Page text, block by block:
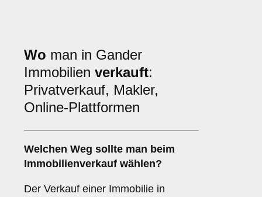
Wo man in Gander
Immobilien verkauft:
Privatverkauf, Makler,
Online-Plattformen
Welchen Weg sollte man beim
Immobilienverkauf wählen?
Der Verkauf einer Immobilie in